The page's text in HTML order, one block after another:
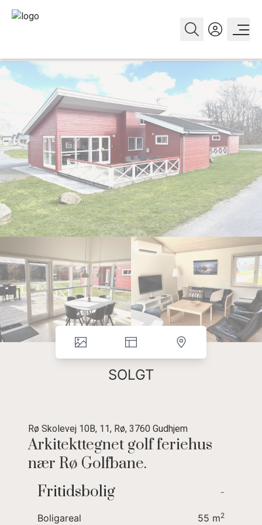
SOLGT
Rø Skolevej 10B, 11, Rø, 3760 Gudhjem
Arkitekttegnet golf feriehus
nær Rø Golfbane.
Skøn møbleret ferielejlighed med 4 sengepladser + hems
beliggende nær Rø Golfbane og det skønne naturområde langs
Fritidsbolig -
Boligareal 55 m2